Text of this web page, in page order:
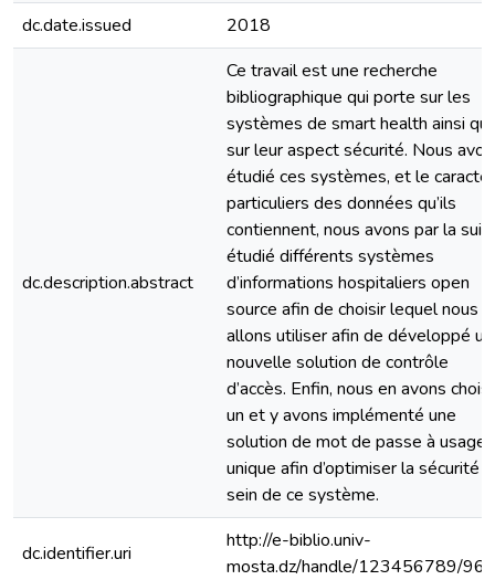
dc.date.issued
2018
dc.description.abstract
Ce travail est une recherche
bibliographique qui porte sur les
systèmes de smart health ainsi
sur leur aspect sécurité. Nous
étudié ces systèmes, et le
particuliers des données qu’ils
contiennent, nous avons par la
étudié différents systèmes
d’informations hospitaliers open
source afin de choisir lequel nous
allons utiliser afin de développé
nouvelle solution de contrôle
d’accès. Enfin, nous en avons
un et y avons implémenté une
solution de mot de passe à usage
unique afin d’optimiser la sécurité
sein de ce système.
dc.identifier.uri
http://e-biblio.univ-
mosta.dz/handle/123456789/